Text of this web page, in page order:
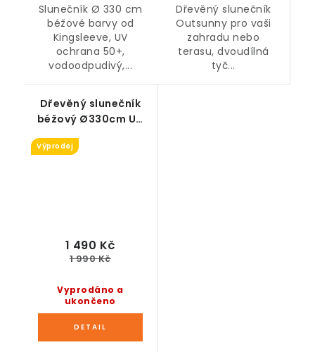
Slunečník Ø 330 cm
béžové barvy od
Kingsleeve, UV
ochrana 50+,
vodoodpudivý,...
Dřevěný slunečník
Outsunny pro vaši
zahradu nebo
terasu, dvoudílná
tyč...
Dřevěný slunečník
béžový Ø330cm UV
ochrana 50+ -
KOSMETICKÉ VADY
Výprodej
Vyprodáno a
ukončeno
1 490 Kč
1 990 Kč